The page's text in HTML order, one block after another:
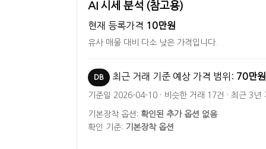
AI 시세 분석 (참고용)
현재 등록가격 10만원
유사 매물 대비 다소 낮은 가격입니다.
DB 최근 거래 기준 예상 가격 범위: 70만
기준일 2026-04-10 · 비슷한 거래 17건 · 최근 3년
기본장착 옵션: 확인된 추가 옵션 없음
확인 기준: 기본장착 옵션